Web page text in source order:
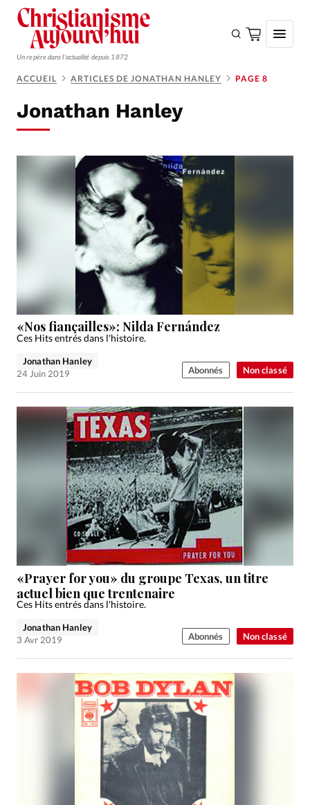
Un repère dans l'actualité depuis 1872
Monde
Tous les articles
Faire un don
Emploi
Édition: Internationale
Devise:CHF
RUBRIQUES
Tous les articles
Actualité chrétienne
Dossier
Eglises Foi Génération réveil
Opinions
Publireportage
Relations Aujourd'hui
Société
Tour du monde des Eglises
Trait d'Ixène
Vie Intérieure
ACCUEIL ARTICLES DE JONATHAN HANLEY PAGE 8
Jonathan Hanley
Non classé
«Nos fiançailles»: Nilda Fernández
Ces Hits entrés dans l'histoire.
Jonathan Hanley
24 Juin 2019
Abonnés
Non classé
«Prayer for you» du groupe Texas, un titre
actuel bien que trentenaire
Ces Hits entrés dans l'histoire.
Jonathan Hanley
3 Avr 2019
Abonnés